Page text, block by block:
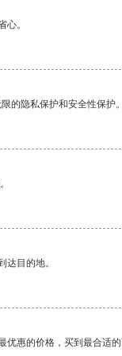
心。
的隐私保护和安全性保护。
目的地。
惠的价格，买到最合适的